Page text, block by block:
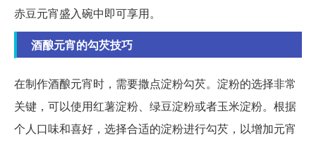
赤豆元宵盛入碗中即可享用。
酒酿元宵的勾芡技巧
在制作酒酿元宵时，需要撒点淀粉勾芡。淀粉的选择非常
关键，可以使用红薯淀粉、绿豆淀粉或者玉米淀粉。根据
个人口味和喜好，选择合适的淀粉进行勾芡，以增加元宵